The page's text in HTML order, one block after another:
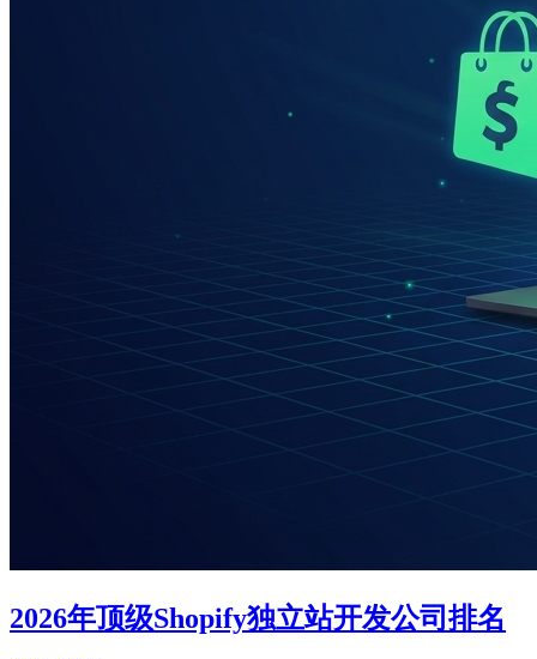
2026年顶级Shopify独立站开发公司排名